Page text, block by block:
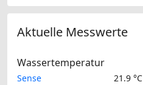
Aktuelle Messwerte
Wassertemperatur
Sense
21.9 °C